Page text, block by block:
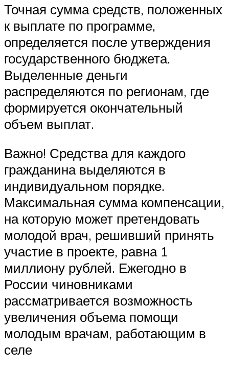
Точная сумма средств, положенных
к выплате по программе,
определяется после утверждения
государственного бюджета.
Выделенные деньги
распределяются по регионам, где
формируется окончательный
объем выплат.
Важно! Средства для каждого
гражданина выделяются в
индивидуальном порядке.
Максимальная сумма компенсации,
на которую может претендовать
молодой врач, решивший принять
участие в проекте, равна 1
миллиону рублей. Ежегодно в
России чиновниками
рассматривается возможность
увеличения объема помощи
молодым врачам, работающим в
селе